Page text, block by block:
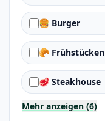
🍔 Burger
🥐 Frühstücken
🥩 Steakhouse
Mehr anzeigen (6)